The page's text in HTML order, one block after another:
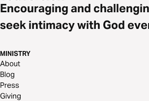
Encouraging and
seek intimacy with God
MINISTRY
About
Blog
Press
Giving